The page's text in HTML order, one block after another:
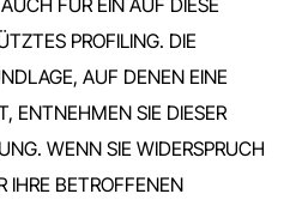
PROFILING. DIE
AUF DENEN EINE
ENTNEHMEN SIE DIESER
WENN SIE WIDERSPRUCH
IHRE BETROFFENEN